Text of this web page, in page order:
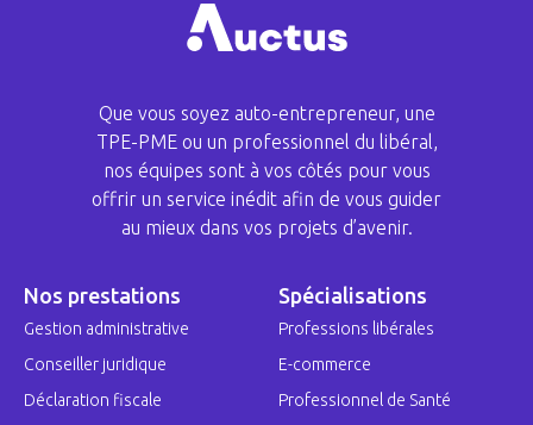
Que vous soyez auto-entrepreneur, une
TPE-PME ou un professionnel du libéral,
nos équipes sont à vos côtés pour vous
offrir un service inédit afin de vous guider
au mieux dans vos projets d’avenir.
Nos prestations
Gestion administrative
Conseiller juridique
Déclaration fiscale
Spécialisations
Professions libérales
E-commerce
Professionnel de Santé